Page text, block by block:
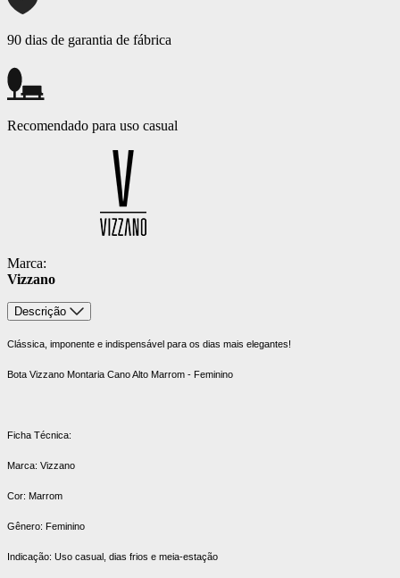
90 dias de garantia de fábrica
Recomendado para uso casual
Marca:
Vizzano
Descrição
Clássica, imponente e indispensável para os dias mais elegantes!
Bota Vizzano Montaria Cano Alto Marrom - Feminino
Ficha Técnica:
Marca: Vizzano
Cor: Marrom
Gênero: Feminino
Indicação: Uso casual, dias frios e meia-estação